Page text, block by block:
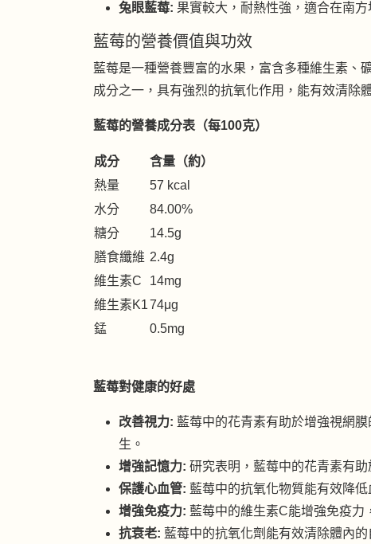
兔眼藍莓: 果實較大，耐熱性強，適合在南方
藍莓的營養價值與功效
藍莓是一種營養豐富的水果，富含多種維生素、
成分之一，具有強烈的抗氧化作用，能有效清除
藍莓的營養成分表（每100克）
成分
含量（約）
熱量
57 kcal
水分
84.00%
糖分
14.5g
膳食纖維 2.4g
維生素C
14mg
維生素K174μg
錳
0.5mg
藍莓對健康的好處
改善視力: 藍莓中的花青素有助於增強視網
生。
增強記憶力: 研究表明，藍莓中的花青素有
保護心血管: 藍莓中的抗氧化物質能有效降
增強免疫力: 藍莓中的維生素C能增強免疫力
抗衰老: 藍莓中的抗氧化劑能有效清除體內